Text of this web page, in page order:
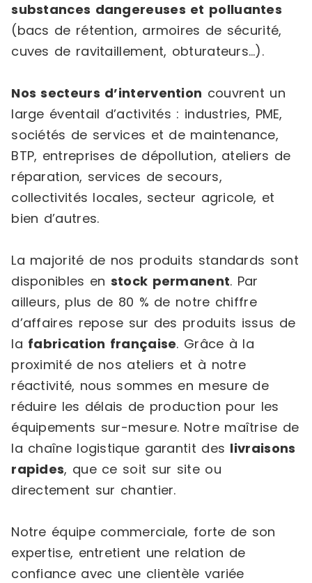
substances dangereuses et polluantes
(bacs de rétention, armoires de sécurité,
cuves de ravitaillement, obturateurs…).
Nos secteurs d’intervention couvrent un
large éventail d’activités : industries, PME,
sociétés de services et de maintenance,
BTP, entreprises de dépollution, ateliers de
réparation, services de secours,
collectivités locales, secteur agricole, et
bien d’autres.
La majorité de nos produits standards sont
disponibles en stock permanent. Par
ailleurs, plus de 80 % de notre chiffre
d’affaires repose sur des produits issus de
la fabrication française. Grâce à la
proximité de nos ateliers et à notre
réactivité, nous sommes en mesure de
réduire les délais de production pour les
équipements sur-mesure. Notre maîtrise de
la chaîne logistique garantit des livraisons
rapides, que ce soit sur site ou
directement sur chantier.
Notre équipe commerciale, forte de son
expertise, entretient une relation de
confiance avec une clientèle variée